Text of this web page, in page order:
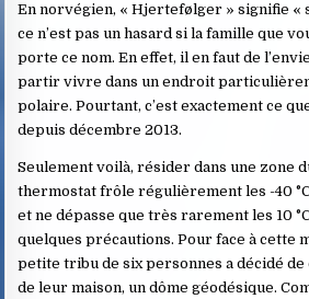
En norvégien, « Hjertefølger » signifie «
ce n’est pas un hasard si la famille que
porte ce nom. En effet, il en faut de
partir vivre dans un endroit
polaire. Pourtant, c’est exactement ce
depuis décembre 2013.
Seulement voilà, résider dans une zone
thermostat frôle régulièrement les -40
et ne dépasse que très rarement les 10
quelques précautions. Pour face à cette
petite tribu de six personnes a décidé
de leur maison, un dôme géodésique.